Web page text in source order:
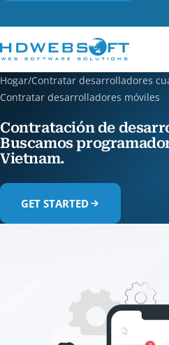
Hogar/Contratar desarrolladores
Contratar desarrolladores móviles
Contratación de
Buscamos
Vietnam.
GET STARTED